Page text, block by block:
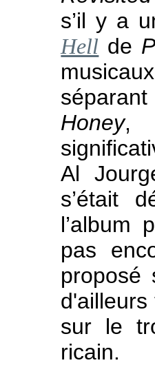
s’il y a
Hell de
Honey,
Al
s’était
l’album
pas
d'ailleurs
sur le
ricain.